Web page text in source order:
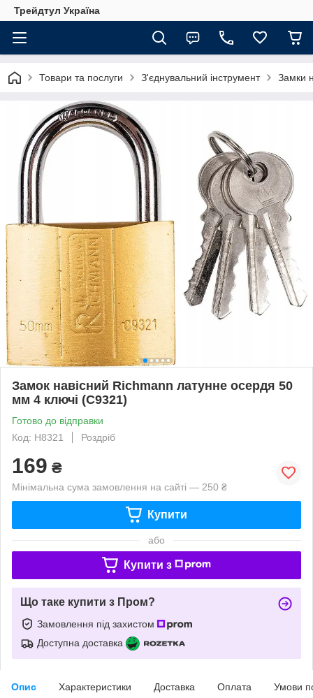
Трейдтул Україна
Товари та послуги З'єднувальний інструмент Замки
Замок навісний Richmann латунне осердя 50
мм 4 ключі (C9321)
Готово до відправки
Код: H8321
Роздріб
169 ₴
Мінімальна сума замовлення на сайті — 250 ₴
Купити
або
Купити з
Що таке купити з Пром?
Замовлення під захистом
Доступна доставка
Опис Характеристики Доставка Оплата Умови